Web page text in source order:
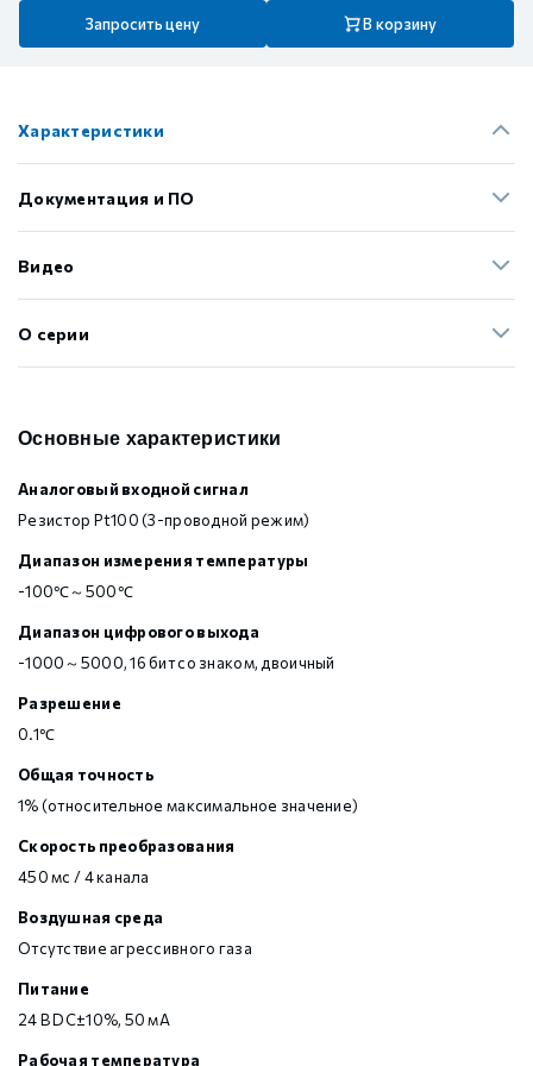
Запросить цену В корзину
Характеристики
Документация и ПО
Видео
О серии
Основные характеристики
Аналоговый входной сигнал
Резистор Pt100 (3-проводной режим)
Диапазон измерения температуры
-100℃～500℃
Диапазон цифрового выхода
-1000～5000, 16 бит со знаком, двоичный
Разрешение
0.1℃
Общая точность
1% (относительное максимальное значение)
Скорость преобразования
450 мс / 4 канала
Воздушная среда
Отсутствие агрессивного газа
Питание
24 В DC±10%, 50 мА
Рабочая температура